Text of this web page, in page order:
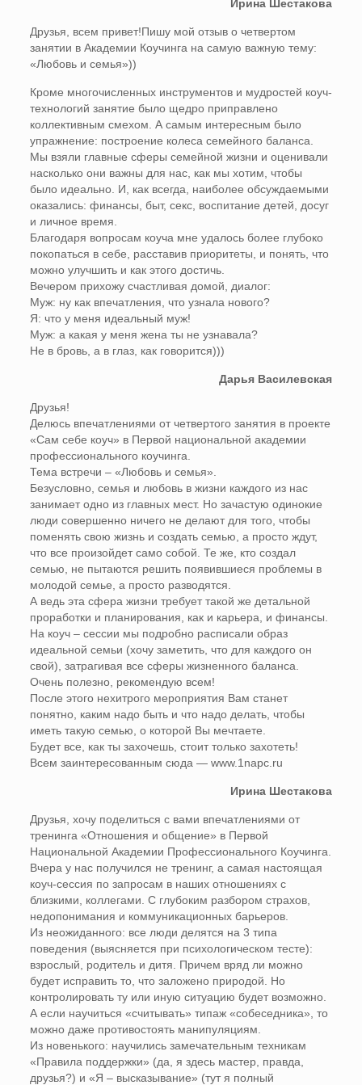
Ирина Шестакова
Друзья, всем привет!Пишу мой отзыв о четвертом
занятии в Академии Коучинга на самую важную тему:
«Любовь и семья»))
Кроме многочисленных инструментов и мудростей коуч-
технологий занятие было щедро приправлено
коллективным смехом. А самым интересным было
упражнение: построение колеса семейного баланса.
Мы взяли главные сферы семейной жизни и оценивали
насколько они важны для нас, как мы хотим, чтобы
было идеально. И, как всегда, наиболее обсуждаемыми
оказались: финансы, быт, секс, воспитание детей, досуг
и личное время.
Благодаря вопросам коуча мне удалось более глубоко
покопаться в себе, расставив приоритеты, и понять, что
можно улучшить и как этого достичь.
Вечером прихожу счастливая домой, диалог:
Муж: ну как впечатления, что узнала нового?
Я: что у меня идеальный муж!
Муж: а какая у меня жена ты не узнавала?
Не в бровь, а в глаз, как говорится)))
Дарья Василевская
Друзья!
Делюсь впечатлениями от четвертого занятия в проекте
«Сам себе коуч» в Первой национальной академии
профессионального коучинга.
Тема встречи – «Любовь и семья».
Безусловно, семья и любовь в жизни каждого из нас
занимает одно из главных мест. Но зачастую одинокие
люди совершенно ничего не делают для того, чтобы
поменять свою жизнь и создать семью, а просто ждут,
что все произойдет само собой. Те же, кто создал
семью, не пытаются решить появившиеся проблемы в
молодой семье, а просто разводятся.
А ведь эта сфера жизни требует такой же детальной
проработки и планирования, как и карьера, и финансы.
На коуч – сессии мы подробно расписали образ
идеальной семьи (хочу заметить, что для каждого он
свой), затрагивая все сферы жизненного баланса.
Очень полезно, рекомендую всем!
После этого нехитрого мероприятия Вам станет
понятно, каким надо быть и что надо делать, чтобы
иметь такую семью, о которой Вы мечтаете.
Будет все, как ты захочешь, стоит только захотеть!
Всем заинтересованным сюда — www.1napc.ru
Ирина Шестакова
Друзья, хочу поделиться с вами впечатлениями от
тренинга «Отношения и общение» в Первой
Национальной Академии Профессионального Коучинга.
Вчера у нас получился не тренинг, а самая настоящая
коуч-сессия по запросам в наших отношениях с
близкими, коллегами. С глубоким разбором страхов,
недопонимания и коммуникационных барьеров.
Из неожиданного: все люди делятся на 3 типа
поведения (выясняется при психологическом тесте):
взрослый, родитель и дитя. Причем вряд ли можно
будет исправить то, что заложено природой. Но
контролировать ту или иную ситуацию будет возможно.
А если научиться «считывать» типаж «собеседника», то
можно даже противостоять манипуляциям.
Из новенького: научились замечательным техникам
«Правила поддержки» (да, я здесь мастер, правда,
друзья?) и «Я – высказывание» (тут я полный